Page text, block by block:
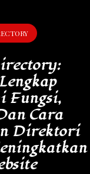
Fungsi,
Cara
Direktori